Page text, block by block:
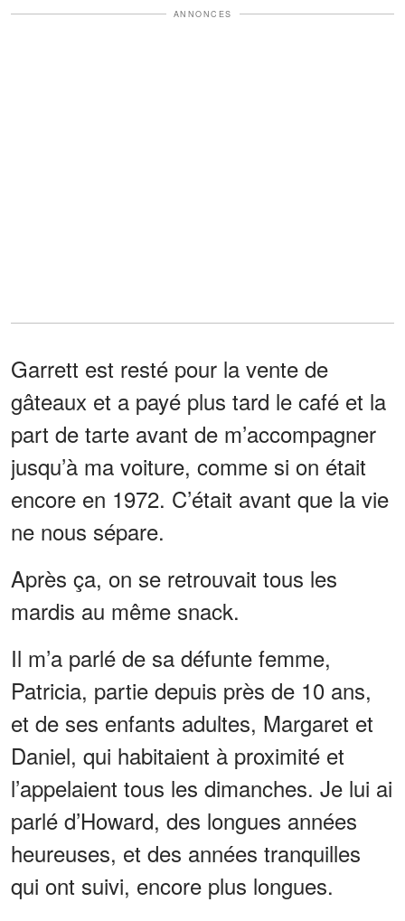
ANNONCES
Garrett est resté pour la vente de
gâteaux et a payé plus tard le café et la
part de tarte avant de m’accompagner
jusqu’à ma voiture, comme si on était
encore en 1972. C’était avant que la vie
ne nous sépare.
Après ça, on se retrouvait tous les
mardis au même snack.
Il m’a parlé de sa défunte femme,
Patricia, partie depuis près de 10 ans,
et de ses enfants adultes, Margaret et
Daniel, qui habitaient à proximité et
l’appelaient tous les dimanches. Je lui ai
parlé d’Howard, des longues années
heureuses, et des années tranquilles
qui ont suivi, encore plus longues.